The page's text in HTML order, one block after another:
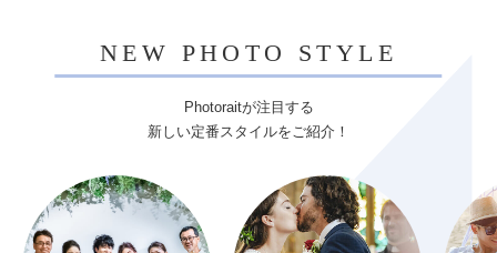
NEW PHOTO STYLE
Photoraitが注目する
新しい定番スタイルをご紹介！